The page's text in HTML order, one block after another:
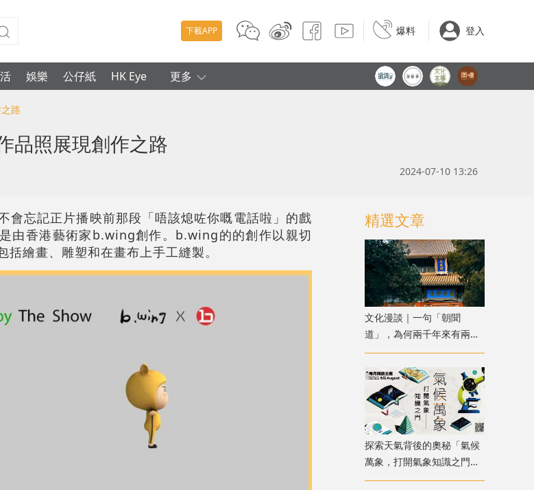
下載APP 爆料 登入
娛樂 公仔紙 HK Eye 更多
路
品照展現創作之路
2024-07-10 13:26
會忘記正片播映前那段「唔該熄咗你嘅電話啦」的戲
由香港藝術家b.wing創作。b.wing的的創作以親切
繪畫、雕塑和在畫布上手工縫製。
精選文章
文化漫談｜一句「朝聞
道」，為何兩千年來有兩種
解讀？
探索天氣背後的奧秘「氣候
萬象，打開氣象知識之門」
主題書展